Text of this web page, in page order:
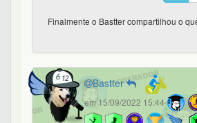
Finalmente o Bastter compartilhou o
Bastter
em 15/09/2022 15:44